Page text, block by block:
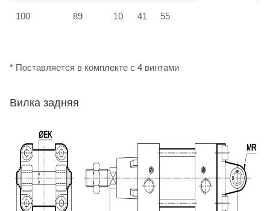
100 89 10 41 55
* Поставляется в комплекте с 4 винтами
Вилка задняя